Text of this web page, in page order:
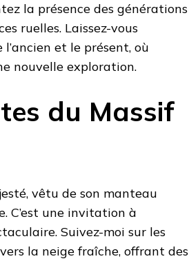
la présence des générations
ruelles. Laissez-vous
et le présent, où
nouvelle exploration.
du Massif
vêtu de son manteau
C’est une invitation à
Suivez-moi sur les
la neige fraîche, offrant des